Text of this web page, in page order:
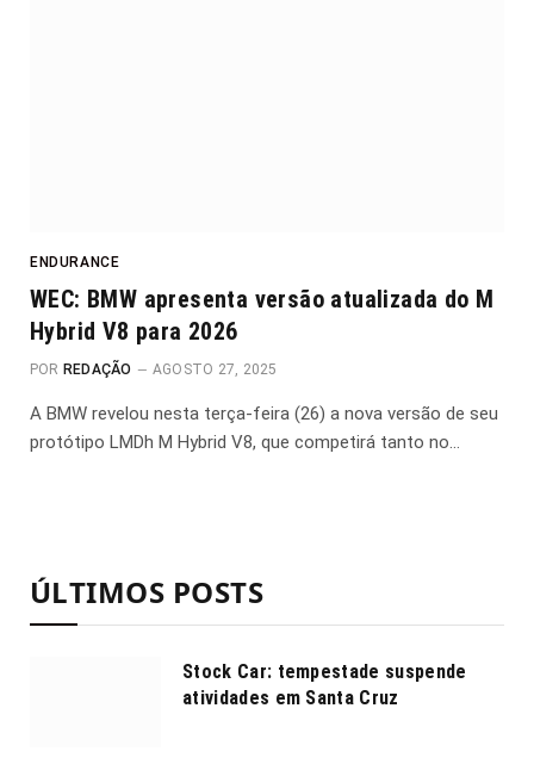
ENDURANCE
WEC: BMW apresenta versão atualizada do M
Hybrid V8 para 2026
POR REDAÇÃO AGOSTO 27, 2025
A BMW revelou nesta terça-feira (26) a nova versão de seu
protótipo LMDh M Hybrid V8, que competirá tanto no…
ÚLTIMOS POSTS
Stock Car: tempestade suspende
atividades em Santa Cruz